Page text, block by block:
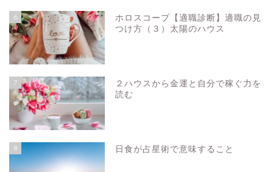
6
ホロスコープ【適職診断】適職の見
つけ方（３）太陽のハウス
7
２ハウスから金運と自分で稼ぐ力を
読む
8 日食が占星術で意味すること